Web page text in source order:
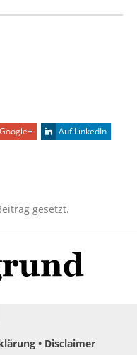
Auf LinkedIn
gesetzt.
Disclaimer